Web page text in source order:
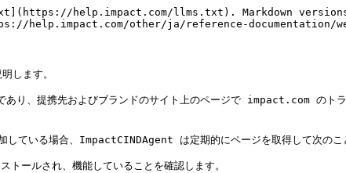
help.impact.com/llms.txt). Markdown
help.impact.com/other/ja/reference-documentation/
します。
、提携先およびブランドのサイト上のページで impact.com のトラ
ている場合、ImpactCINDAgent は定期的にページを取得して次のこ
ールされ、機能していることを確認します。